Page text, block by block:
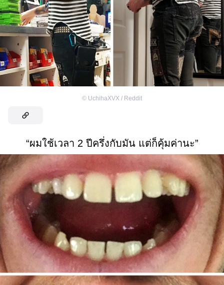
© UchihaXVX / Reddit
“ผมใช้เวลา 2 ปีครึ่งกับมัน แต่ก็คุ้มค่านะ”